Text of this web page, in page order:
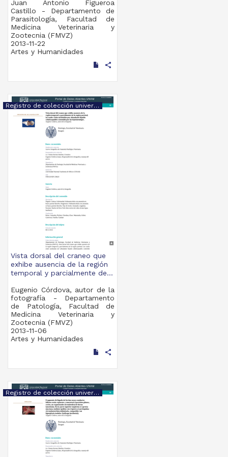
Juan Antonio Figueroa
Castillo - Departamento de
Parasitología, Facultad de
Medicina Veterinaria y
Zootecnia (FMVZ)
2013-11-22
Artes y Humanidades
share
Registro de colección universitaria
Vista dorsal del craneo que
exhibe ausencia de la región
temporal y parcialmente de...
Eugenio Córdova, autor de la
fotografía - Departamento
de Patología, Facultad de
Medicina Veterinaria y
Zootecnia (FMVZ)
2013-11-06
Artes y Humanidades
share
Registro de colección universitaria